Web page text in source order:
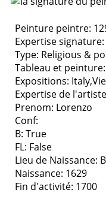
Peinture peintre:
Expertise signature:
Type: Religious &
Tableau et peinture:
Expositions:
Expertise de
Prenom: Lorenzo
Conf:
B: True
FL: False
Lieu de Naissance:
Naissance: 1629
Fin d'activité: 1700